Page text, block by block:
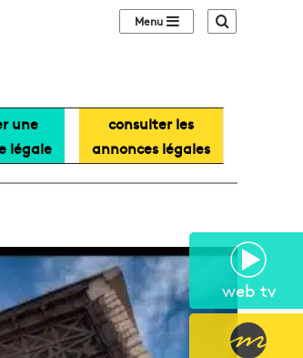
web tv
Sidebar (barre
une
légale
consulter les
annonces légales